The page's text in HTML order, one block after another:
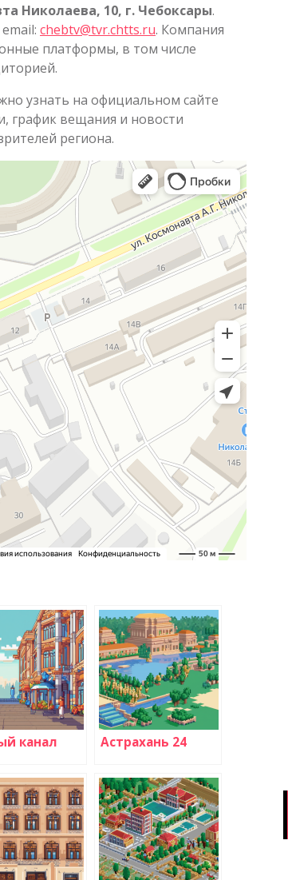
Николаева, 10, г. Чебоксары.
email: chebtv@tvr.chtts.ru. Компания
платформы, в том числе
узнать на официальном сайте
график вещания и новости
региона.
канал Астрахань 24